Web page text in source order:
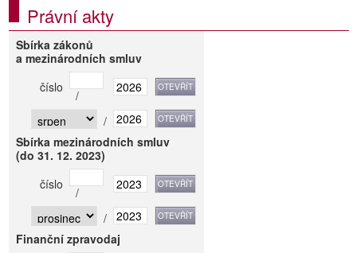
Právní akty
Sbírka zákonů
a mezinárodních smluv
číslo
/
/
Sbírka mezinárodních smluv
(do 31. 12. 2023)
číslo
/
/
Finanční zpravodaj